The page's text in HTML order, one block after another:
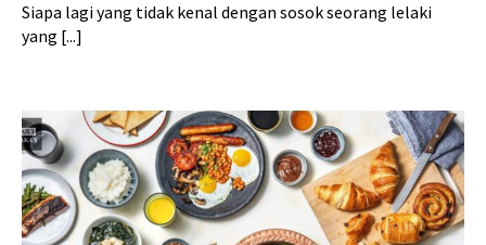
Siapa lagi yang tidak kenal dengan sosok seorang lelaki
yang [...]